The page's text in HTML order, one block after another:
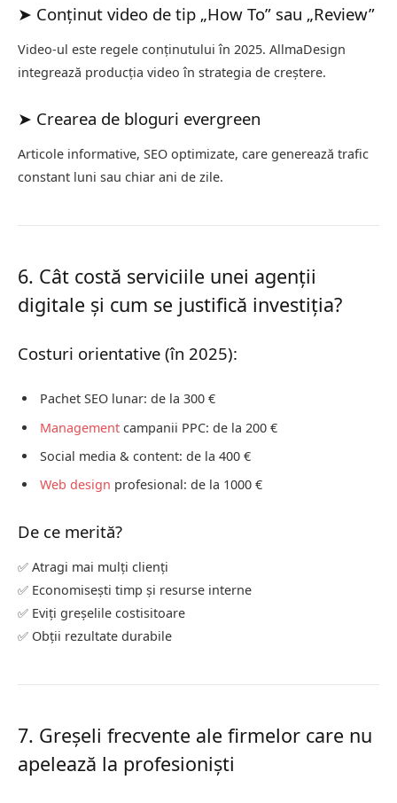
➤ Conținut video de tip „How To” sau „Review”
Video-ul este regele conținutului în 2025. AllmaDesign
integrează producția video în strategia de creștere.
➤ Crearea de bloguri evergreen
Articole informative, SEO optimizate, care generează trafic
constant luni sau chiar ani de zile.
6. Cât costă serviciile unei agenții
digitale și cum se justifică investiția?
Costuri orientative (în 2025):
Pachet SEO lunar: de la 300 €
Management campanii PPC: de la 200 €
Social media & content: de la 400 €
Web design profesional: de la 1000 €
De ce merită?
✅ Atragi mai mulți clienți
✅ Economisești timp și resurse interne
✅ Eviți greșelile costisitoare
✅ Obții rezultate durabile
7. Greșeli frecvente ale firmelor care nu
apelează la profesioniști